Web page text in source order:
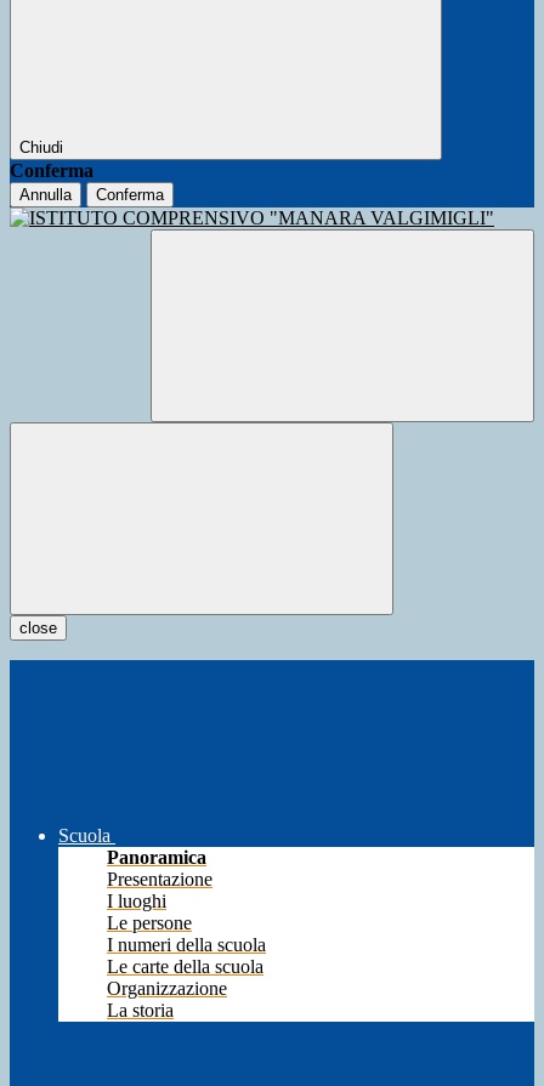
Chiudi
Conferma
Annulla Conferma
close
Scuola
Panoramica
Presentazione
I luoghi
Le persone
I numeri della scuola
Le carte della scuola
Organizzazione
La storia